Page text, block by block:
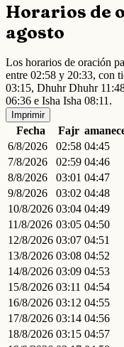
Horarios de
agosto
Los horarios de oración
entre 02:58 y 20:33, con
03:15, Dhuhr Dhuhr
06:36 e Isha Isha 08:11.
Imprimir
Fecha Fajr
6/8/2026
02:58 04:45
7/8/2026
02:59 04:46
8/8/2026
03:01 04:47
9/8/2026
03:02 04:48
10/8/2026 03:04 04:49
11/8/2026 03:05 04:50
12/8/2026 03:07 04:51
13/8/2026 03:08 04:52
14/8/2026 03:09 04:53
15/8/2026 03:11 04:54
16/8/2026 03:12 04:55
17/8/2026 03:14 04:56
18/8/2026 03:15 04:57